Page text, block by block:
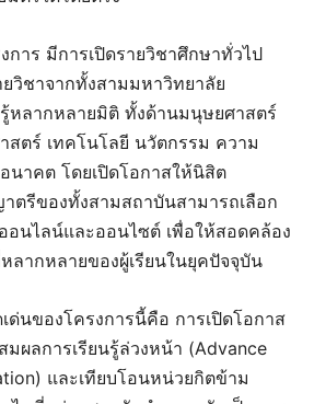
การ มีการเปิดรายวิชาศึกษาทั่วไป
วิชาจากทั้งสามมหาวิทยาลัย
หลากหลายมิติ ทั้งด้านมนุษยศาสตร์
สตร์ เทคโนโลยี นวัตกรรม ความ
นาคต โดยเปิดโอกาสให้นิสิต
ตรีของทั้งสามสถาบันสามารถเลือก
อนไลน์และออนไซต์ เพื่อให้สอดคล้อง
ลากหลายของผู้เรียนในยุคปัจจุบัน
ด่นของโครงการนี้คือ การเปิดโอกาส
มผลการเรียนรู้ล่วงหน้า (Advance
และเทียบโอนหน่วยกิตข้าม